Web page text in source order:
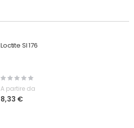
Loctite SI 176
Rating:
0%
A partire da
8,33 €